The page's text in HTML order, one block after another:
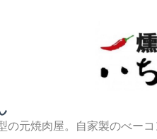
元焼肉屋。自家製のべー